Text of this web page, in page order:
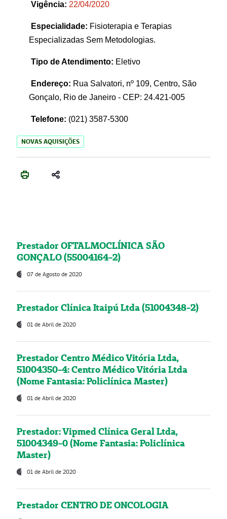
Vigência: 22/04/2020
Especialidade: Fisioterapia e Terapias
Especializadas Sem Metodologias.
Tipo de Atendimento: Eletivo
Endereço: Rua Salvatori, nº 109, Centro, São
Gonçalo, Rio de Janeiro - CEP: 24.421-005
Telefone: (021) 3587-5300
NOVAS AQUISIÇÕES
Prestador OFTALMOCLÍNICA SÃO
GONÇALO (55004164-2)
07 de Agosto de 2020
Prestador Clínica Itaipú Ltda (51004348-2)
01 de Abril de 2020
Prestador Centro Médico Vitória Ltda,
51004350-4: Centro Médico Vitória Ltda
(Nome Fantasia: Policlínica Master)
01 de Abril de 2020
Prestador: Vipmed Clínica Geral Ltda,
51004349-0 (Nome Fantasia: Policlínica
Master)
01 de Abril de 2020
Prestador CENTRO DE ONCOLOGIA